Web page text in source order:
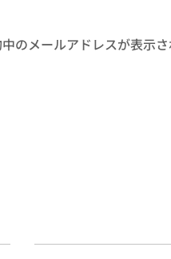
のメールアドレスが表示さ